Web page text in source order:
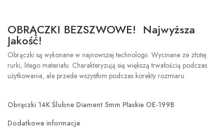
OBRĄCZKI BEZSZWOWE! Najwyższa
Jakość!
Obrączki są wykonane w najnowszej technologii. Wycinane ze złotej
rurki, litego materiału. Charakteryzują się większą trwałością podczas
użytkowania, ale przede wszystkim podczas korekty rozmiaru.
Obrączki 14K Ślubne Diament 5mm Płaskie OE-199B
Dodatkowe informacje